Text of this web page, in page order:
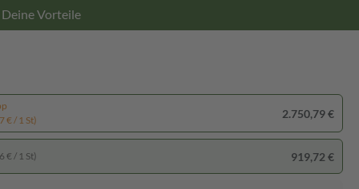
Deine Vorteile
€ / 1 St)
2.750,79 €
€ / 1 St) 919,72 €